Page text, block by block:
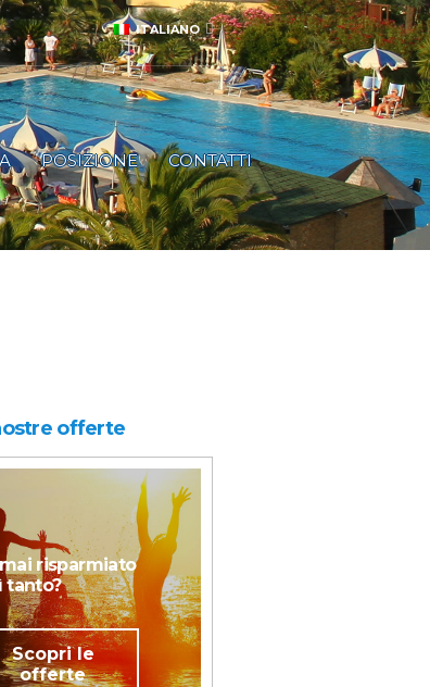
ITALIANO
POSIZIONE CONTATTI
offerte
risparmiato
tanto?
Scopri le
offerte